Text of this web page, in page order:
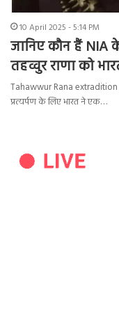
10 April 2025 - 5:14 PM
जानिए कौन हैं NIA
तहव्वुर राणा को
Tahawwur Rana extradition
प्रत्यर्पण के लिए भारत ने एक…